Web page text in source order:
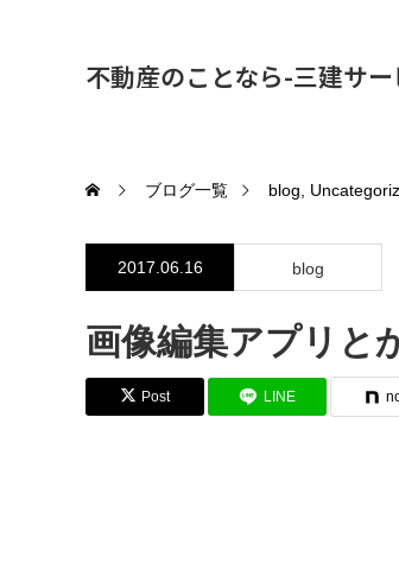
不動産のことなら-三建サー
ブログ一覧 blog
2017.06.16 blog
画像編集アプリと
Post LINE